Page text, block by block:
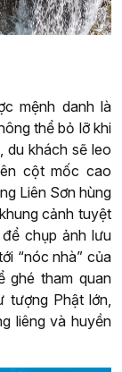
mệnh danh là
thể bỏ lỡ khi
du khách sẽ leo
cột mốc cao
Liên Sơn hùng
cảnh tuyệt
chụp ảnh lưu
“nóc nhà” của
ghé tham quan
tượng Phật lớn,
liêng và huyền